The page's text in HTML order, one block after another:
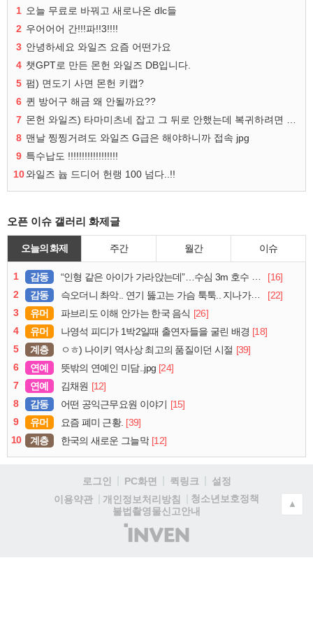
1 오늘 무료로 바꿔고 새로나온 dlc들
2 우어어어 간!!!파!!3!!!!
3 안녕하세요 와일즈 요즘 어떤가요
4 챗GPT로 만든 몬헌 와일즈 DB입니다.
5 펌) 면도기 사면 몬헌 키캡?
6 퀸 방어구 해금 왜 안될까요??
7
8 맨날 찡찡거려도 와일즈 G급은 해야하니까 접속 jpg
9 특수납도 !!!!!!!!!!!!!!!!!!
10와일즈 늅 드디어 헌랭 100 넘다..!!
오픈 이슈 갤러리 화제글
오늘의 화제 주간 월간 이슈
1 감동 “인형 같은 아이가 가라앉는데”…수심 3m 호수 뛰어든 60대 의인
[16]
2
감동 슥오더니 촤악.. 연기 뚫고는 가슴 툭툭.. 지나가던 아재의 정체
[22]
3
유머 파브리도 이해 안가는 한국 음식 [26]
4
유머 나영석 피디가 1박2일때 출연자들을 굴린 배경 [18]
5
계층 ㅇㅎ) 나이키 역사상 최고의 품질이던 시절 [39]
6
연예 뜻밖의 연예인 미담..jpg [24]
7
연예 김채원 [12]
8
감동 어떤 공익근무요원 이야기 [15]
9
유머 요즘 폐미 근황. [39]
10
계층 한국의 새로운 그늘막 [12]
로그인 PC화면 퀵링크
설정
이용약관
개인정보처리방침
청소년보호정책
불법촬영물신고안내
(주)
인
▲